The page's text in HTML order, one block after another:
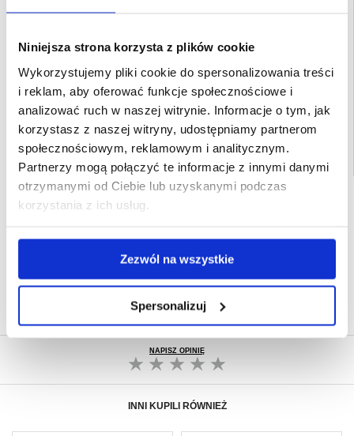
Niniejsza strona korzysta z plików cookie
Wykorzystujemy pliki cookie do spersonalizowania treści
i reklam, aby oferować funkcje społecznościowe i
analizować ruch w naszej witrynie. Informacje o tym, jak
korzystasz z naszej witryny, udostępniamy partnerom
społecznościowym, reklamowym i analitycznym.
Partnerzy mogą połączyć te informacje z innymi danymi
otrzymanymi od Ciebie lub uzyskanymi podczas
korzystania z ich usług.
Zezwól na wszystkie
Spersonalizuj
EAN: 5712579945570
Powiązane kategorie:Akcesoria do telefonów ,Etui & Akcesoria iPhone
11 Etui & Akcesoria
SZYBKA DOSTAWA
30-DNIOWA POLITYKA ZWROTU
PONAD 8 000 000 ZADOWOLONYCH
NAPISZ OPINIĘ
INNI KUPILI RÓWNIEŻ